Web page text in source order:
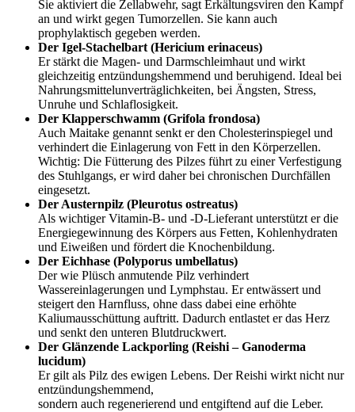
Sie aktiviert die Zellabwehr, sagt Erkältungsviren den Kampf
an und wirkt gegen Tumorzellen. Sie kann auch
prophylaktisch gegeben werden.
Der Igel-Stachelbart (Hericium erinaceus)
Er stärkt die Magen- und Darmschleimhaut und wirkt
gleichzeitig entzündungshemmend und beruhigend. Ideal bei
Nahrungsmittelunverträglichkeiten, bei Ängsten, Stress,
Unruhe und Schlaflosigkeit.
Der Klapperschwamm (Grifola frondosa)
Auch Maitake genannt senkt er den Cholesterinspiegel und
verhindert die Einlagerung von Fett in den Körperzellen.
Wichtig: Die Fütterung des Pilzes führt zu einer Verfestigung
des Stuhlgangs, er wird daher bei chronischen Durchfällen
eingesetzt.
Der Austernpilz (Pleurotus ostreatus)
Als wichtiger Vitamin-B- und -D-Lieferant unterstützt er die
Energiegewinnung des Körpers aus Fetten, Kohlenhydraten
und Eiweißen und fördert die Knochenbildung.
Der Eichhase (Polyporus umbellatus)
Der wie Plüsch anmutende Pilz verhindert
Wassereinlagerungen und Lymphstau. Er entwässert und
steigert den Harnfluss, ohne dass dabei eine erhöhte
Kaliumausschüttung auftritt. Dadurch entlastet er das Herz
und senkt den unteren Blutdruckwert.
Der Glänzende Lackporling (Reishi – Ganoderma
lucidum)
Er gilt als Pilz des ewigen Lebens. Der Reishi wirkt nicht nur
entzündungshemmend,
sondern auch regenerierend und entgiftend auf die Leber.